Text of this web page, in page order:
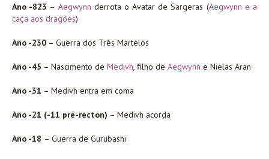
Ano -823 – Aegwynn derrota o Avatar de Sargeras (Aegwynn e a
caça aos dragões)
Ano -230 – Guerra dos Três Martelos
Ano -45 – Nascimento de Medivh, filho de Aegwynn e Nielas Aran
Ano -31 – Medivh entra em coma
Ano -21 (-11 pré-recton) – Medivh acorda
Ano -18 – Guerra de Gurubashi